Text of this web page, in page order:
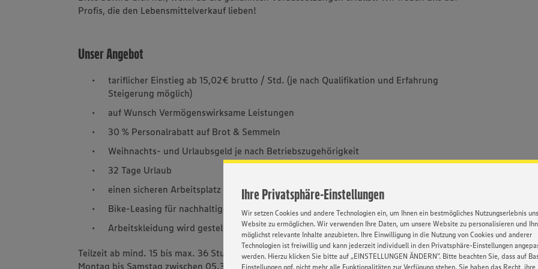
Ihre Privatsphäre-Einstellungen
Wir setzen Cookies und andere Technologien ein, um Ihnen ein bestmögliches Nutzungserlebnis
Website zu ermöglichen. Wir verwenden Ihre Daten, um unsere Website zu personalisieren und
möglichst relevante Inhalte anzubieten. Ihre Einwilligung in die Nutzung von Cookies und anderer
Technologien ist freiwillig und kann jederzeit individuell in den Privatsphäre-Einstellungen
werden. Hierzu klicken Sie bitte auf „EINSTELLUNGEN ÄNDERN”. Bitte beachten Sie, dass auf
Einstellungen ggf. nicht mehr alle Funktionalitäten zur Verfügung stehen. Sie haben das Recht, ihre
Profis, die den Lebensmittelverkauf lieben!
Unser Angebot
tariflicher Einstieg ab 15,02€ brutto / Std. (je nach Qualifikation und Erfahrung
Steigerung möglich)
auf Wunsch Vermögenswirksame Leistungen
30 % Personalrabatt auf Brot & Semmeln
Weihnachts- und Urlaubsgeld je nach Betriebszugehörigkeit
32 Tage Urlaub
einen sicheren Arbeitsplatz
Bike-Leasing für nachhaltige Mobilität
Arbeitskleidung wird gestellt
Teilzeit ab mind. 15 bis max. 36 Stunden pro Woche,
Montag bis Samstag zwischen 05.30 Uhr - 20.30 Uhr flexibel in Früh- und Spätschicht, mit